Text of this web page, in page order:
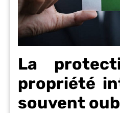
La
propriété
souvent